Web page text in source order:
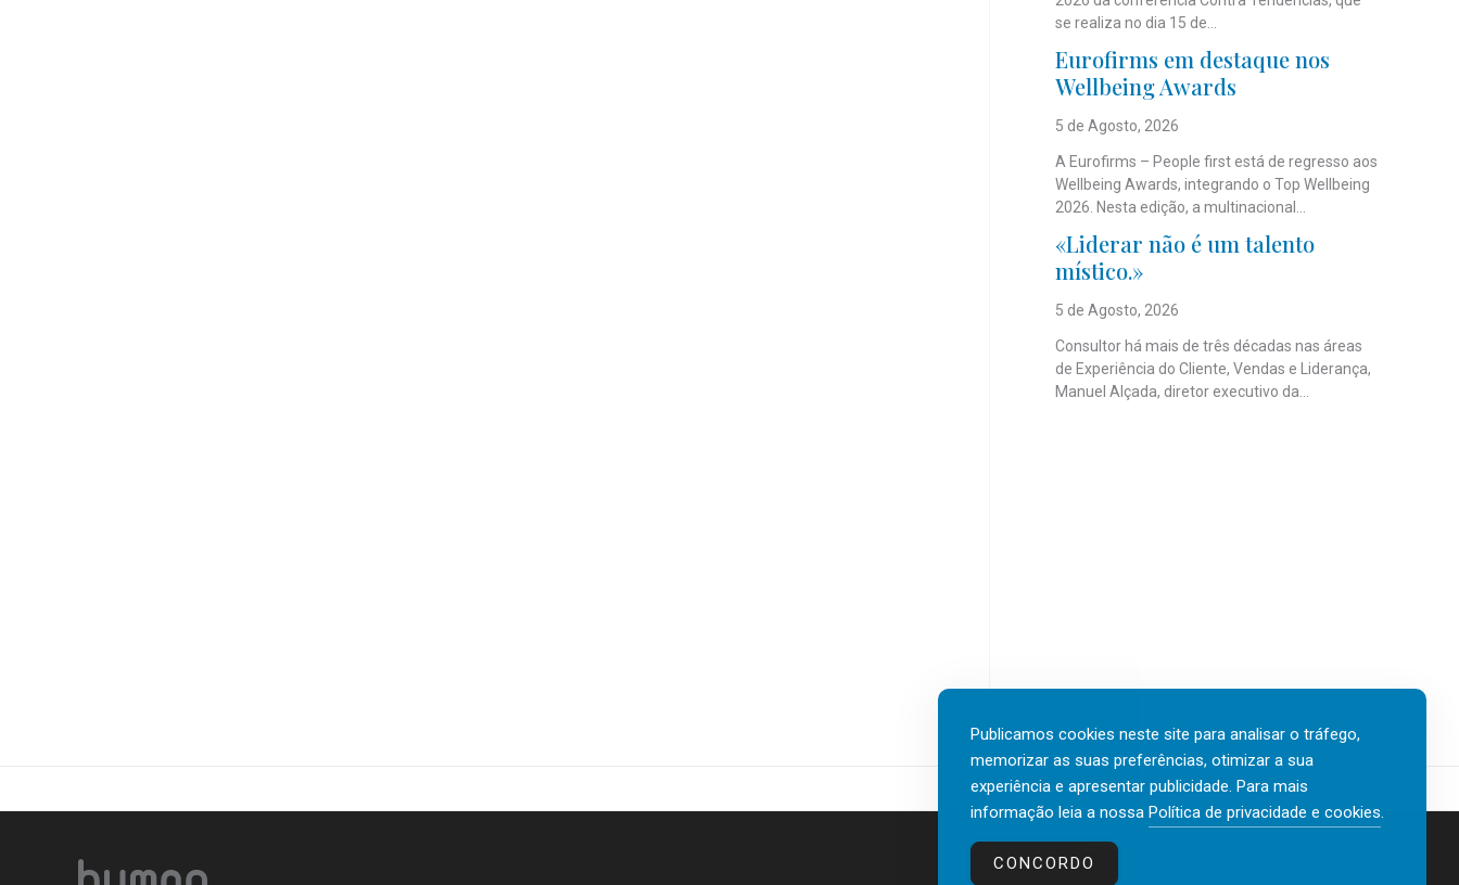
se realiza no dia 15 de...
Eurofirms em destaque nos
Wellbeing Awards
5 de Agosto, 2026
A Eurofirms – People first está de regresso aos
Wellbeing Awards, integrando o Top Wellbeing
2026. Nesta edição, a multinacional...
«Liderar não é um talento
místico.»
5 de Agosto, 2026
Consultor há mais de três décadas nas áreas
de Experiência do Cliente, Vendas e Liderança,
Manuel Alçada, diretor executivo da...
Contactos
Publicamos cookies neste site para analisar o tráfego,
memorizar as suas preferências, otimizar a sua
experiência e apresentar publicidade. Para mais
informação leia a nossa Política de privacidade e cookies.
CONCORDO